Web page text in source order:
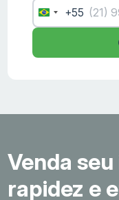
Brazil
+55
+55
Venda
rapidez e